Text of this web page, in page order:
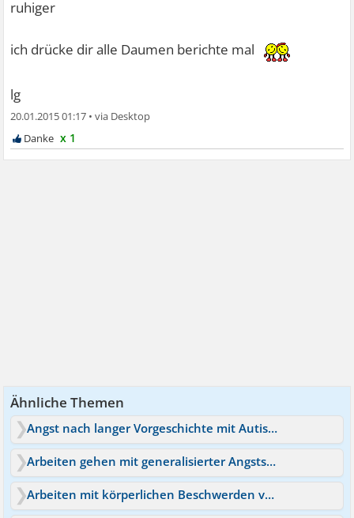
ruhiger
ich drücke dir alle Daumen berichte mal
lg
20.01.2015 01:17 •
x 1
Ähnliche Themen
Angst nach langer Vorgeschichte mit Autismus und PTBS
Arbeiten gehen mit generalisierter Angststörung?
Arbeiten mit körperlichen Beschwerden verursacht Druck